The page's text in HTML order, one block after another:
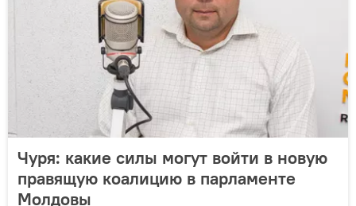
Чуря: какие силы могут войти в новую
правящую коалицию в парламенте
Молдовы